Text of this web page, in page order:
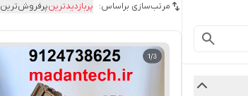
مرتب‌سازی براساس: پربازدیدترینپرفروش‌ترین